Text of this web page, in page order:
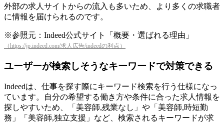
外部の求人サイトからの流入も多いため、より多くの求職者
に情報を届けられるのです。
※参照元：Indeed公式サイト「概要・選ばれる理由」
（https://jp.indeed.com/求人広告/indeedの利点）
ユーザーが検索しそうなキーワードで対策できる
Indeedは、仕事を探す際にキーワード検索を行う仕様になっ
ています。自分の希望する働き方や条件に合った求人情報を
探しやすいため、「美容師,残業なし」や「美容師,時短勤
務」「美容師,独立支援」など、検索されるキーワードが求